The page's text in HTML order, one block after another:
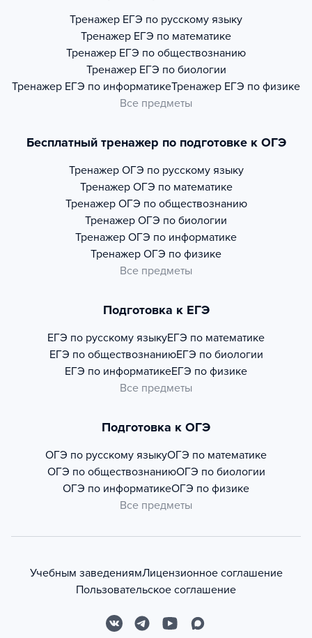
Тренажер ЕГЭ по русскому языку
Тренажер ЕГЭ по математике
Тренажер ЕГЭ по обществознанию
Тренажер ЕГЭ по биологии
Тренажер ЕГЭ по информатикеТренажер ЕГЭ по физике
Все предметы
Бесплатный тренажер по подготовке к ОГЭ
Тренажер ОГЭ по русскому языку
Тренажер ОГЭ по математике
Тренажер ОГЭ по обществознанию
Тренажер ОГЭ по биологии
Тренажер ОГЭ по информатике
Тренажер ОГЭ по физике
Все предметы
Подготовка к ЕГЭ
ЕГЭ по русскому языкуЕГЭ по математике
ЕГЭ по обществознаниюЕГЭ по биологии
ЕГЭ по информатикеЕГЭ по физике
Все предметы
Подготовка к ОГЭ
ОГЭ по русскому языкуОГЭ по математике
ОГЭ по обществознаниюОГЭ по биологии
ОГЭ по информатикеОГЭ по физике
Все предметы
Учебным заведениямЛицензионное соглашение
Пользовательское соглашение